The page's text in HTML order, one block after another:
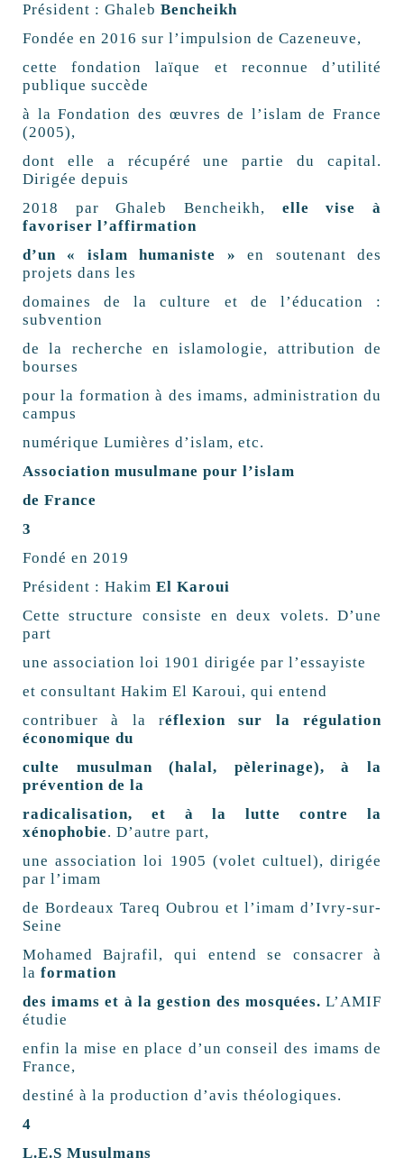
Président : Ghaleb Bencheikh
Fondée en 2016 sur l’impulsion de Cazeneuve,
cette fondation laïque et reconnue d’utilité
publique succède
à la Fondation des œuvres de l’islam de France
(2005),
dont elle a récupéré une partie du capital.
Dirigée depuis
2018 par Ghaleb Bencheikh, elle vise à
favoriser l’affirmation
d’un « islam humaniste » en soutenant des
projets dans les
domaines de la culture et de l’éducation :
subvention
de la recherche en islamologie, attribution de
bourses
pour la formation à des imams, administration du
campus
numérique Lumières d’islam, etc.
Association musulmane pour l’islam
de France
3
Fondé en 2019
Président : Hakim El Karoui
Cette structure consiste en deux volets. D’une
part
une association loi 1901 dirigée par l’essayiste
et consultant Hakim El Karoui, qui entend
contribuer à la réflexion sur la régulation
économique du
culte musulman (halal, pèlerinage), à la
prévention de la
radicalisation, et à la lutte contre la
xénophobie. D’autre part,
une association loi 1905 (volet cultuel), dirigée
par l’imam
de Bordeaux Tareq Oubrou et l’imam d’Ivry-sur-
Seine
Mohamed Bajrafil, qui entend se consacrer à
la formation
des imams et à la gestion des mosquées. L’AMIF
étudie
enfin la mise en place d’un conseil des imams de
France,
destiné à la production d’avis théologiques.
4
L.E.S Musulmans